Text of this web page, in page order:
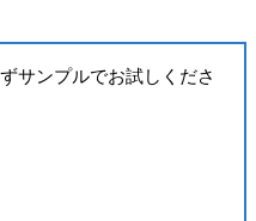
サンプルでお試しくださ